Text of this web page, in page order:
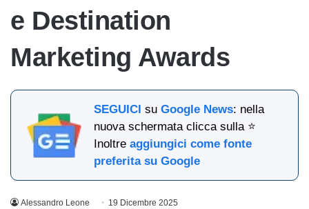
e Destination
Marketing Awards
SEGUICI suGoogle News: nella
nuova schermata clicca sulla ⭐
Inoltreaggiungici come fonte
preferita su Google
Alessandro Leone 19 Dicembre 2025